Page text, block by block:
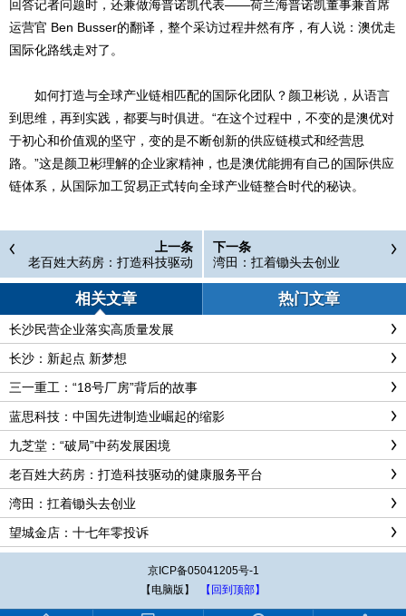
回答记者问题时，还兼做海普诺凯代表——荷兰海普诺凯董事兼首席
运营官 Ben Busser的翻译，整个采访过程井然有序，有人说：澳优走
国际化路线走对了。
如何打造与全球产业链相匹配的国际化团队？颜卫彬说，从语言
到思维，再到实践，都要与时俱进。“在这个过程中，不变的是澳优对
于初心和价值观的坚守，变的是不断创新的供应链模式和经营思
路。”这是颜卫彬理解的企业家精神，也是澳优能拥有自己的国际供应
链体系，从国际加工贸易正式转向全球产业链整合时代的秘诀。
上一条
老百姓大药房：打造科技驱动
的健康服务平台
下一条
湾田：扛着锄头去创业
相关文章 热门文章
长沙民营企业落实高质量发展
长沙：新起点 新梦想
三一重工：“18号厂房”背后的故事
蓝思科技：中国先进制造业崛起的缩影
九芝堂：“破局”中药发展困境
老百姓大药房：打造科技驱动的健康服务平台
湾田：扛着锄头去创业
望城金店：十七年零投诉
京ICP备05041205号-1
【电脑版】
【回到顶部】